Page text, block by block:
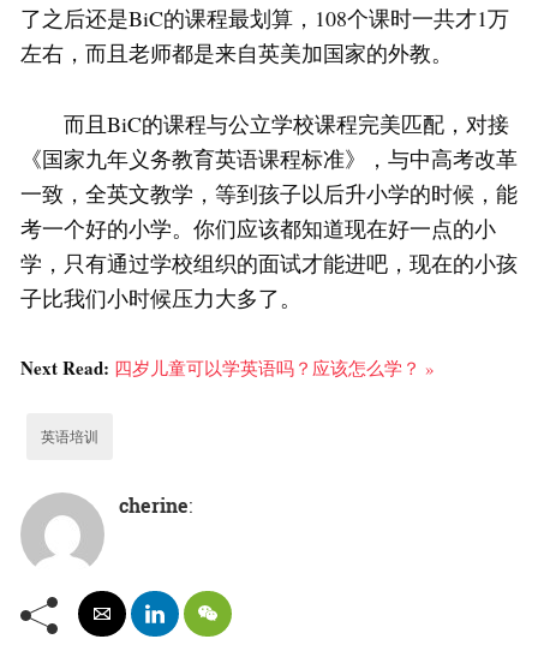
了之后还是BiC的课程最划算，108个课时一共才1万
左右，而且老师都是来自英美加国家的外教。
而且BiC的课程与公立学校课程完美匹配，对接
《国家九年义务教育英语课程标准》，与中高考改革
一致，全英文教学，等到孩子以后升小学的时候，能
考一个好的小学。你们应该都知道现在好一点的小
学，只有通过学校组织的面试才能进吧，现在的小孩
子比我们小时候压力大多了。
Next Read: 四岁儿童可以学英语吗？应该怎么学？ »
英语培训
cherine: